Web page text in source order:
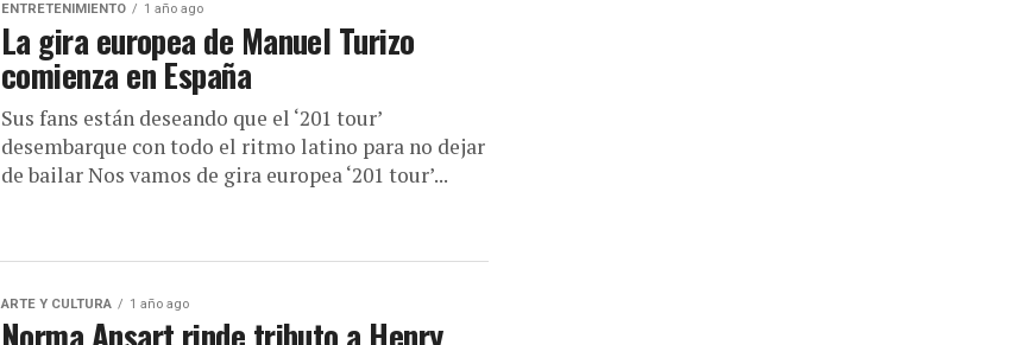
ENTRETENIMIENTO 1 año ago
La gira europea de Manuel Turizo
comienza en España
Sus fans están deseando que el ‘201 tour’
desembarque con todo el ritmo latino para no dejar
de bailar Nos vamos de gira europea ‘201 tour’...
ARTE Y CULTURA 1 año ago
Norma Ansart rinde tributo a Henry